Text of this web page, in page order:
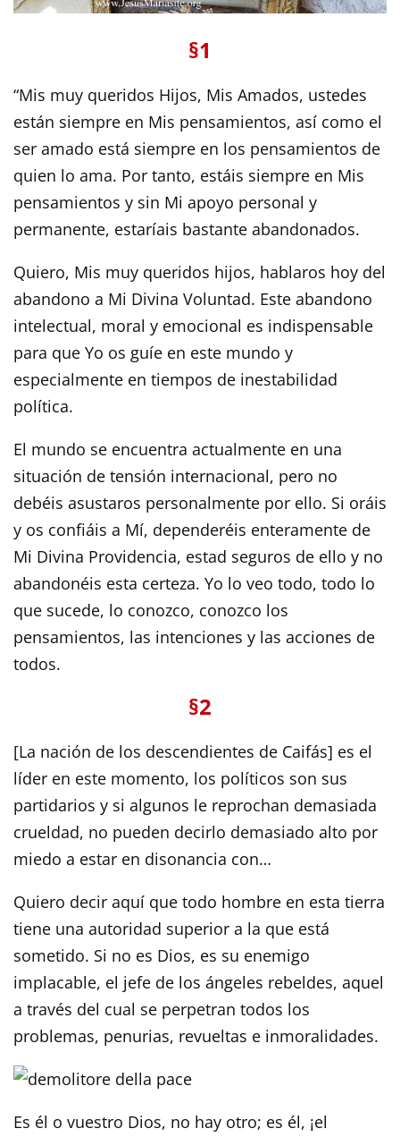
§1
“Mis muy queridos Hijos, Mis Amados, ustedes
están siempre en Mis pensamientos, así como el
ser amado está siempre en los pensamientos de
quien lo ama. Por tanto, estáis siempre en Mis
pensamientos y sin Mi apoyo personal y
permanente, estaríais bastante abandonados.
Quiero, Mis muy queridos hijos, hablaros hoy del
abandono a Mi Divina Voluntad. Este abandono
intelectual, moral y emocional es indispensable
para que Yo os guíe en este mundo y
especialmente en tiempos de inestabilidad
política.
El mundo se encuentra actualmente en una
situación de tensión internacional, pero no
debéis asustaros personalmente por ello. Si oráis
y os confiáis a Mí, dependeréis enteramente de
Mi Divina Providencia, estad seguros de ello y no
abandonéis esta certeza. Yo lo veo todo, todo lo
que sucede, lo conozco, conozco los
pensamientos, las intenciones y las acciones de
todos.
§2
[La nación de los descendientes de Caifás] es el
líder en este momento, los políticos son sus
partidarios y si algunos le reprochan demasiada
crueldad, no pueden decirlo demasiado alto por
miedo a estar en disonancia con…
Quiero decir aquí que todo hombre en esta tierra
tiene una autoridad superior a la que está
sometido. Si no es Dios, es su enemigo
implacable, el jefe de los ángeles rebeldes, aquel
a través del cual se perpetran todos los
problemas, penurias, revueltas e inmoralidades.
Es él o vuestro Dios, no hay otro; es él, ¡el